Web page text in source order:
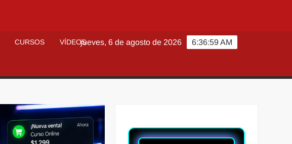
CURSOS VÍDEOS 6:37:01 AM
jueves, 6 de agosto de 2026